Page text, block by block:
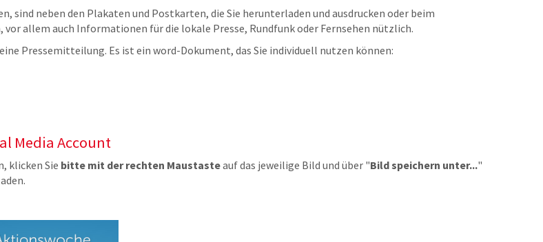
sind neben den Plakaten und Postkarten, die Sie herunterladen und ausdrucken oder beim
vor allem auch Informationen für die lokale Presse, Rundfunk oder Fernsehen nützlich.
Pressemitteilung. Es ist ein word-Dokument, das Sie individuell nutzen können:
Media Account
klicken Sie bitte mit der rechten Maustasteauf das jeweilige Bild und über "Bild speichern unter..."